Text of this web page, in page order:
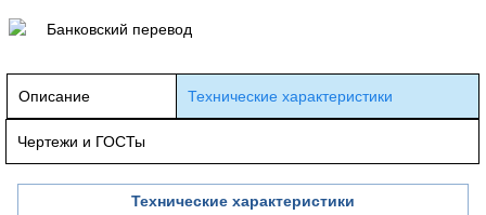
Банковский перевод
Описание Технические характеристики
Чертежи и ГОСТы
Технические характеристики